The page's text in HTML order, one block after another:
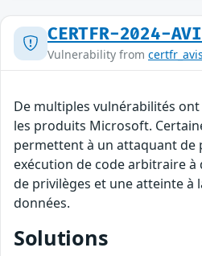
CERTFR-2024-
Vulnerability from certfr_avis
De multiples vulnérabilités
les produits Microsoft.
permettent à un attaquant de
exécution de code arbitraire à
de privilèges et une atteinte à
données.
Solutions